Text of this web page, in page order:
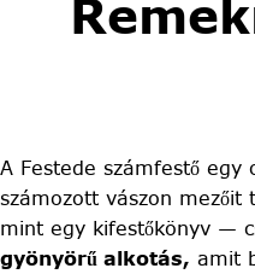
A Festede számfestő
számozott vászon
mint egy kifestőkönyv —
gyönyörű alkotás, amit